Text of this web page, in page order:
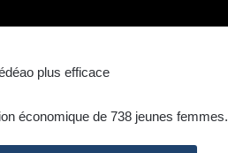
plus efficace
économique de 738 jeunes femmes.